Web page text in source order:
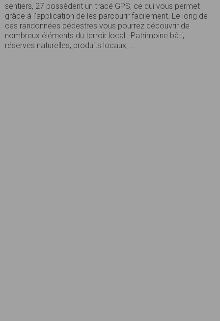
sentiers, 27 possèdent un tracé GPS, ce qui vous permet
grâce à l'application de les parcourir facilement. Le long de
ces randonnées pédestres vous pourrez découvrir de
nombreux éléments du terroir local : Patrimoine bâti,
réserves naturelles, produits locaux, ...